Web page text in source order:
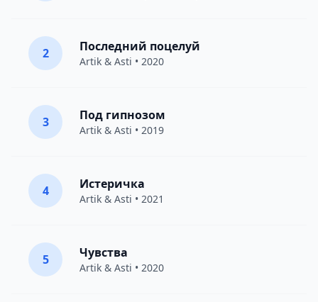
2 Последний поцелуй
Artik & Asti • 2020
3 Под гипнозом
Artik & Asti • 2019
4 Истеричка
Artik & Asti • 2021
5 Чувства
Artik & Asti • 2020